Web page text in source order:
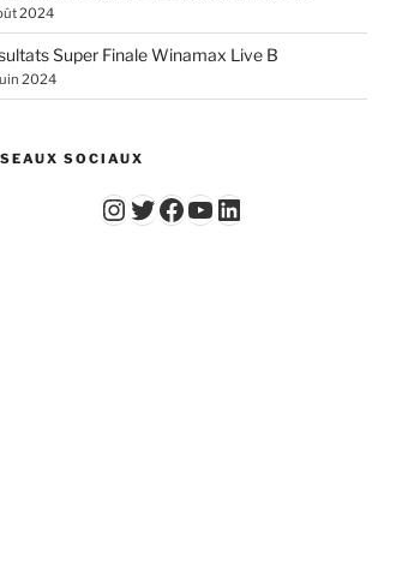
2024
Super Finale Winamax Live B
2024
SOCIAUX
Instagram
Twitter
Facebook
YouTube - Vidéos du Chicago Poker ClubLinkedIn